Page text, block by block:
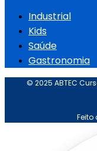
Industrial
Kids
Saúde
Gastronomia
© 2025 ABTEC
Feito